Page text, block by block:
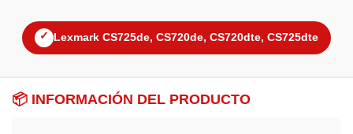
✓ Lexmark CS725de, CS720de, CS720dte, CS725dte
📦 INFORMACIÓN DEL PRODUCTO